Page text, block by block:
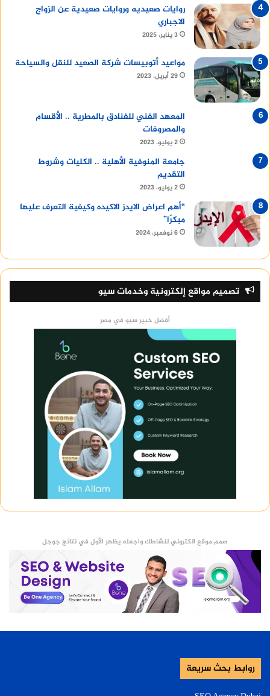
روايات صعيديه وروايات صعيدية عن الزواج
الاجباري
3 يناير، 2025
مواعيد أتوبيسات شركة الصعيد للنقل والسياحة
29 أبريل، 2023
المعهد الفني للفنادق بالمطرية .. الأقسام
والمصروفات
2 يوليو، 2023
جامعة المنوفية الأهلية .. الكليات وشروط
التقديم
2 يوليو، 2023
“أهم اعراض الايدز الاكيده وكيفية التعرف عليها
مبكرًا”
6 نوفمبر، 2024
تصميم مواقع إلكترونية وخدمات سيو
أفضل خبير سيو في مصر
صمم موقع الكتروني لنشاطك واجعله يظهر الأول في نتائج جوجل
روابط بحث سريعة